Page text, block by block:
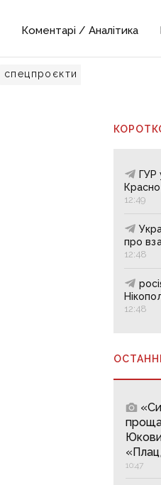
Коментарі / Аналітика
спецпроєкти
ГУР
12:49
про
12:48
12:48
10:47